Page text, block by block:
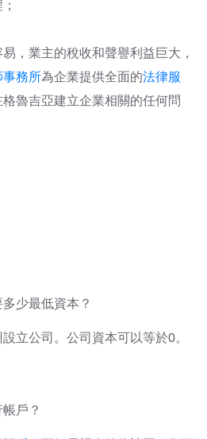
，業主的稅收和聲譽利益巨大，
事務所為企業提供全面的法律服
格魯吉亞建立企業相關的任何問
少最低資本？
立公司。公司資本可以等於0。
戶？